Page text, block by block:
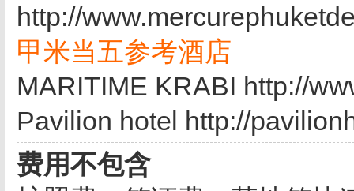
http://
甲米当五参考酒店
MARITIME KRABI http://
Pavilion hotel http://
费用不包含